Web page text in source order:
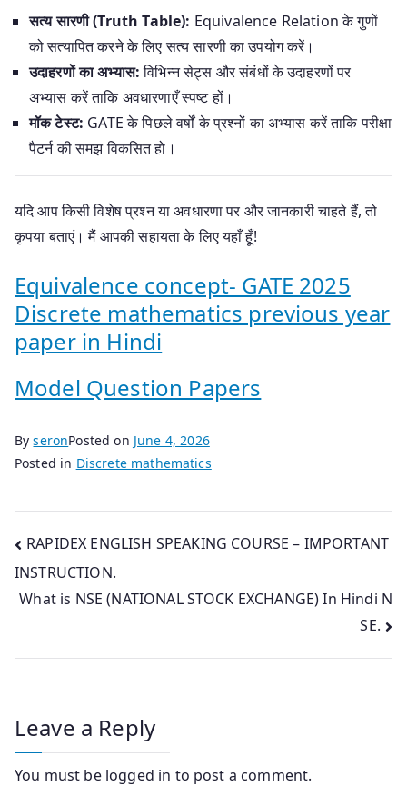
सत्य सारणी (Truth Table): Equivalence Relation के गुणों
को सत्यापित करने के लिए सत्य सारणी का उपयोग करें।
उदाहरणों का अभ्यास: विभिन्न सेट्स और संबंधों के उदाहरणों पर
अभ्यास करें ताकि अवधारणाएँ स्पष्ट हों।
मॉक टेस्ट: GATE के पिछले वर्षों के प्रश्नों का अभ्यास करें ताकि परीक्षा
पैटर्न की समझ विकसित हो।
यदि आप किसी विशेष प्रश्न या अवधारणा पर और जानकारी चाहते हैं, तो
कृपया बताएं। मैं आपकी सहायता के लिए यहाँ हूँ!
Equivalence concept- GATE 2025
Discrete mathematics previous year
paper in Hindi
Model Question Papers
ByseronPosted on June 4, 2026
Posted in Discrete mathematics
Post
navigation
RAPIDEX ENGLISH SPEAKING COURSE – IMPORTANT
INSTRUCTION.
What is NSE (NATIONAL STOCK EXCHANGE) In Hindi N
SE.
Leave a Reply
You must be logged in to post a comment.